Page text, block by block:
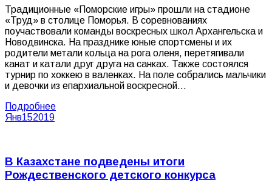
Традиционные «Поморские игры» прошли на стадионе
«Труд» в столице Поморья. В соревнованиях
поучаствовали команды воскресных школ Архангельска и
Новодвинска. На празднике юные спортсмены и их
родители метали кольца на рога оленя, перетягивали
канат и катали друг друга на санках. Также состоялся
турнир по хоккею в валенках. На поле собрались мальчики
и девочки из епархиальной воскресной…
Подробнее
Янв152019
В Казахстане подведены итоги
Рождественского детского конкурса